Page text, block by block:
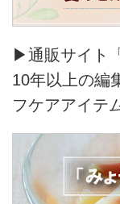
▶通販サイト
10年以上の編
フケアアイテ